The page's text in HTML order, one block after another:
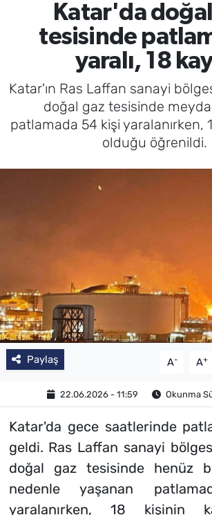
Katar'da
tesisinde
yaralı, 18
Katar'ın Ras Laffan sanayi
doğal gaz tesisinde
patlamada 54 kişi yaralanırken,
olduğu öğrenildi.
Paylaş A- A+
22.06.2026 - 11:59 Okunma
Katar'da gece saatlerinde
geldi. Ras Laffan sanayi
doğal gaz tesisinde henüz
nedenle yaşanan
yaralanırken, 18 kişinin